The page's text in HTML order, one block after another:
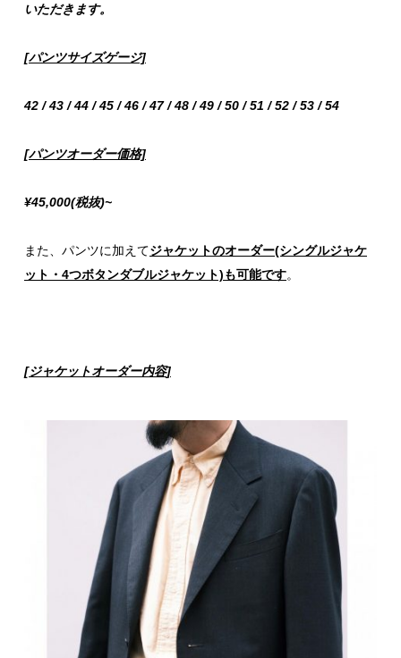
いただきます。
[パンツサイズゲージ]
42 / 43 / 44 / 45 / 46 / 47 / 48 / 49 / 50 / 51 / 52 / 53 / 54
[パンツオーダー価格]
¥45,000(税抜)~
また、パンツに加えてジャケットのオーダー(シングルジャケ
ット・4つボタンダブルジャケット)も可能です。
[ジャケットオーダー内容]